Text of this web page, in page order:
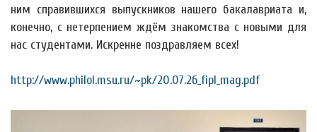
ним справившихся выпускников нашего бакалавриата и,
конечно, с нетерпением ждём знакомства с новыми для
нас студентами. Искренне поздравляем всех!
http://www.philol.msu.ru/~pk/20.07.26_fipl_mag.pdf